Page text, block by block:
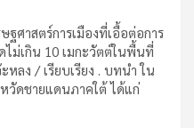
ฐศาสตร์การเมืองที่เอื้อต่อการ
ม่เกิน 10 เมกะวัตต์ในพื้นที่
หลง / เรียบเรียง . บทนำ ใน
วัดชายแดนภาคใต้ ได้แก่